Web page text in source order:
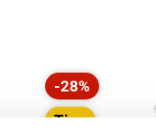
Rabatt
-28%
Tipp